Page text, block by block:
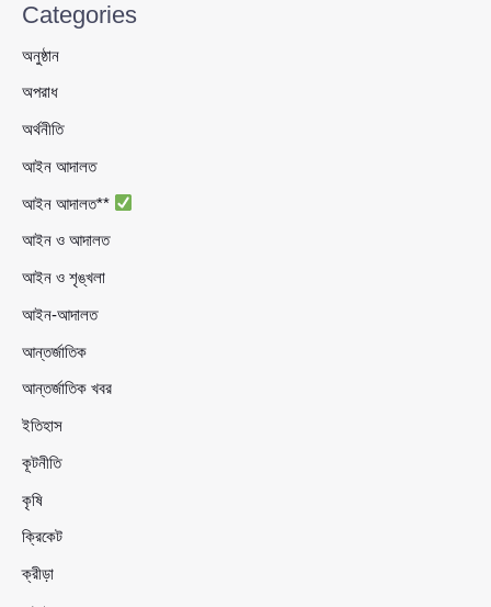
Categories
অনুষ্ঠান
অপরাধ
অর্থনীতি
আইন আদালত
আইন আদালত**
আইন ও আদালত
আইন ও শৃঙ্খলা
আইন-আদালত
আন্তর্জাতিক
আন্তর্জাতিক খবর
ইতিহাস
কূটনীতি
কৃষি
ক্রিকেট
ক্রীড়া